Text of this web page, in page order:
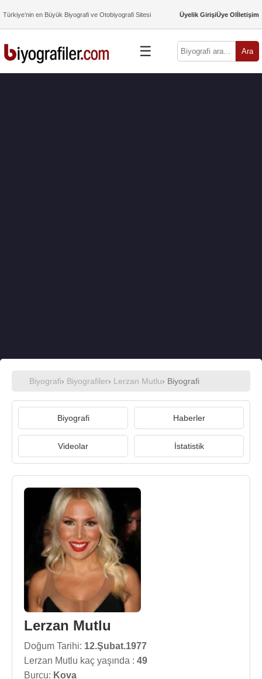
Türkiye’nin en Büyük Biyografi ve Otobiyografi Sitesi Üyelik GirişiÜye Olİletişim
☰ Ara
Biyografi› Biyografiler› Lerzan Mutlu› Biyografi
Biyografi Haberler
Videolar İstatistik
Lerzan Mutlu
Doğum Tarihi: 12.Şubat.1977
Lerzan Mutlu kaç yaşında : 49
Burcu: Kova